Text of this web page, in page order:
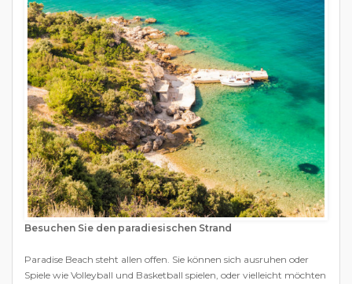
Besuchen Sie den paradiesischen Strand
Paradise Beach steht allen offen. Sie können sich ausruhen oder
Spiele wie Volleyball und Basketball spielen, oder vielleicht möchten